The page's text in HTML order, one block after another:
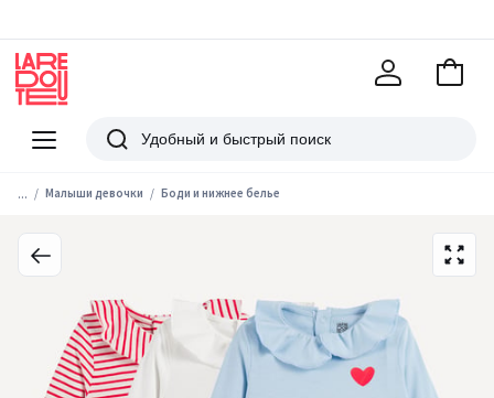
Меню
Redoute
Поиск
В
... Малыши девочки Боди и нижнее белье